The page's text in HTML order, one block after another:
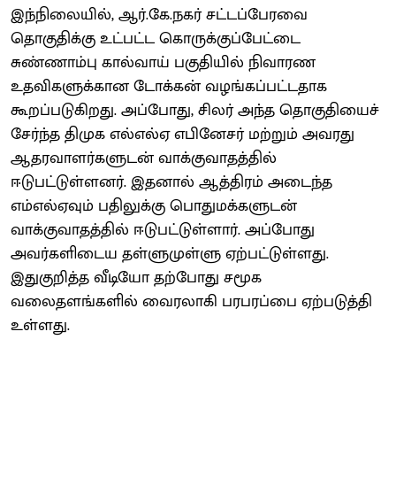
இந்நிலையில், ஆர்.கே.நகர் சட்டப்பேரவை
தொகுதிக்கு உட்பட்ட கொருக்குப்பேட்டை
சுண்ணாம்பு கால்வாய் பகுதியில் நிவாரண
உதவிகளுக்கான டோக்கன் வழங்கப்பட்டதாக
கூறப்படுகிறது. அப்போது, சிலர் அந்த தொகுதியைச்
சேர்ந்த திமுக எல்எல்ஏ எபினேசர் மற்றும் அவரது
ஆதரவாளர்களுடன் வாக்குவாதத்தில்
ஈடுபட்டுள்ளனர். இதனால் ஆத்திரம் அடைந்த
எம்எல்ஏவும் பதிலுக்கு பொதுமக்களுடன்
வாக்குவாதத்தில் ஈடுபட்டுள்ளார். அப்போது
அவர்களிடைய தள்ளுமுள்ளு ஏற்பட்டுள்ளது.
இதுகுறித்த வீடியோ தற்போது சமூக
வலைதளங்களில் வைரலாகி பரபரப்பை ஏற்படுத்தி
உள்ளது.